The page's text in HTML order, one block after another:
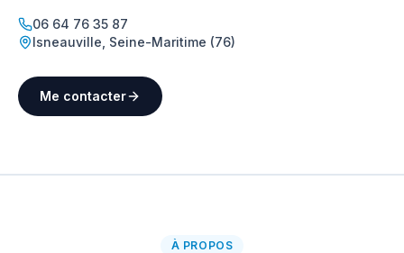
06 64 76 35 87
Isneauville Seine-Maritime (76)
Me contacter
À PROPOS